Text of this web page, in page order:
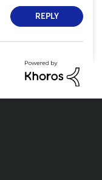
REPLY